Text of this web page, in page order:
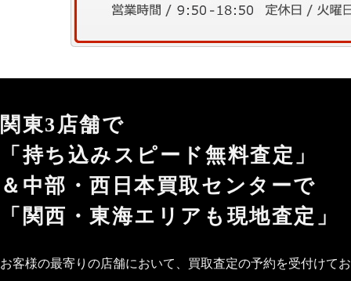
関東3店舗で
「持ち込みスピード無料査定」
＆中部・西日本買取センターで
「関西・東海エリアも現地査定」
お客様の最寄りの店舗において、買取査定の予約を受付けて